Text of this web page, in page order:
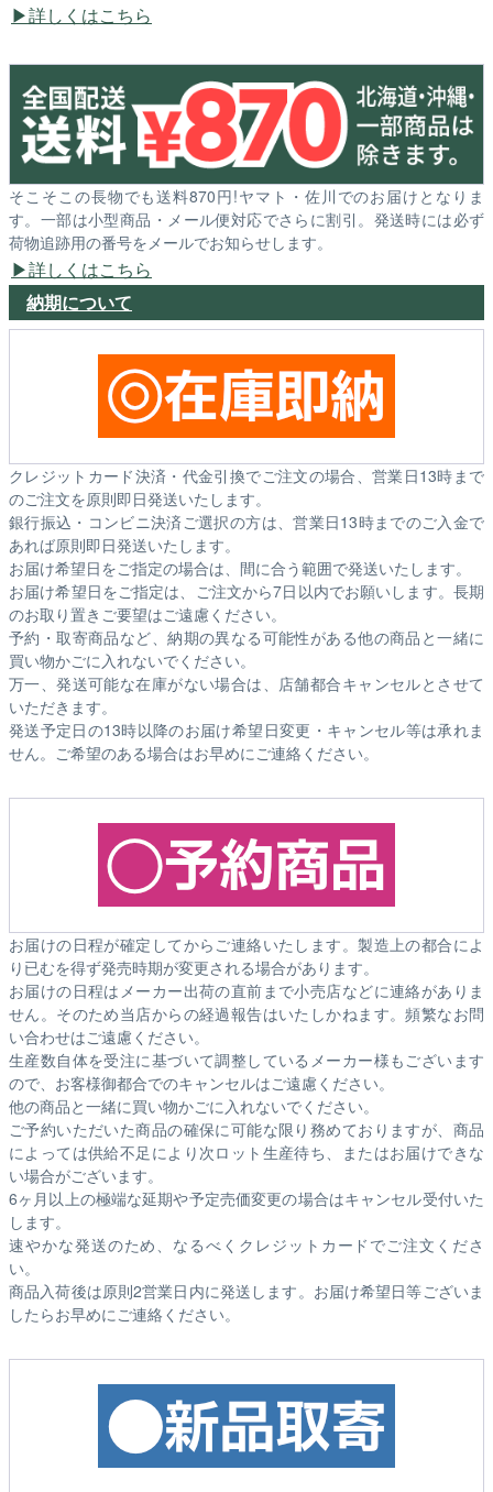
詳しくはこちら
そこそこの長物でも送料870円!ヤマト・佐川でのお届けとなりま
す。一部は小型商品・メール便対応でさらに割引。発送時には必ず
荷物追跡用の番号をメールでお知らせします。
詳しくはこちら
納期について
クレジットカード決済・代金引換でご注文の場合、営業日13時まで
のご注文を原則即日発送いたします。
銀行振込・コンビニ決済ご選択の方は、営業日13時までのご入金で
あれば原則即日発送いたします。
お届け希望日をご指定の場合は、間に合う範囲で発送いたします。
お届け希望日をご指定は、ご注文から7日以内でお願いします。長期
のお取り置きご要望はご遠慮ください。
予約・取寄商品など、納期の異なる可能性がある他の商品と一緒に
買い物かごに入れないでください。
万一、発送可能な在庫がない場合は、店舗都合キャンセルとさせて
いただきます。
発送予定日の13時以降のお届け希望日変更・キャンセル等は承れま
せん。ご希望のある場合はお早めにご連絡ください。
お届けの日程が確定してからご連絡いたします。製造上の都合によ
り已むを得ず発売時期が変更される場合があります。
お届けの日程はメーカー出荷の直前まで小売店などに連絡がありま
せん。そのため当店からの経過報告はいたしかねます。頻繁なお問
い合わせはご遠慮ください。
生産数自体を受注に基づいて調整しているメーカー様もございます
ので、お客様御都合でのキャンセルはご遠慮ください。
他の商品と一緒に買い物かごに入れないでください。
ご予約いただいた商品の確保に可能な限り務めておりますが、商品
によっては供給不足により次ロット生産待ち、またはお届けできな
い場合がございます。
6ヶ月以上の極端な延期や予定売価変更の場合はキャンセル受付いた
します。
速やかな発送のため、なるべくクレジットカードでご注文くださ
い。
商品入荷後は原則2営業日内に発送します。お届け希望日等ございま
したらお早めにご連絡ください。